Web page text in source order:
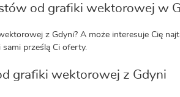
od grafiki wektorowej w
z Gdyni? A może interesuje Cię
prześlą Ci oferty.
grafiki wektorowej z Gdyni